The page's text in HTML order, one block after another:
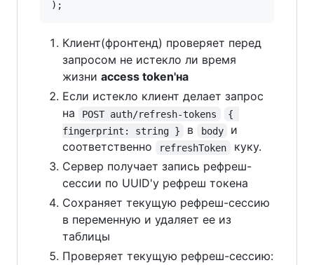
Клиент(фронтенд) проверяет перед
запросом не истекло ли время
жизни access token'на
Если истекло клиент делает запрос
на
POST auth/refresh-tokens
{
fingerprint: string }
в body
и
соответственно
refreshToken
куку.
Сервер получает запись рефреш-
сессии по UUID'у рефреш токена
Сохраняет текущую рефреш-сессию
в переменную и удаляет ее из
таблицы
Проверяет текущую рефреш-сессию: